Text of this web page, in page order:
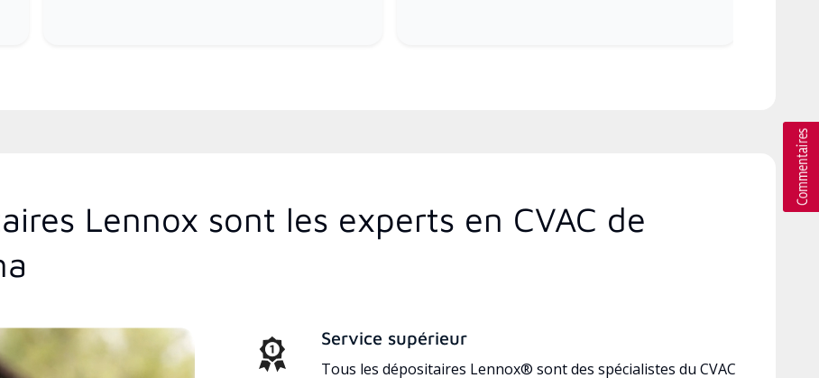
Lennox sont les experts en CVAC de
Service supérieur
Tous les dépositaires Lennox® sont des spécialistes du CVAC